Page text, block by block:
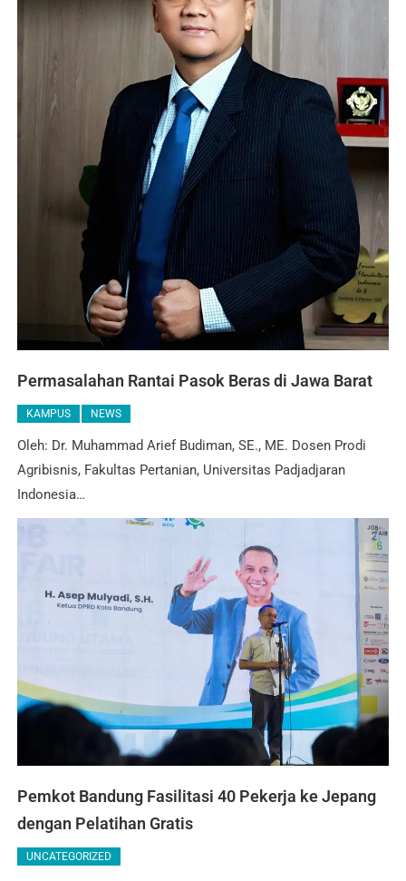
Permasalahan Rantai Pasok Beras di Jawa Barat
KAMPUS NEWS
Oleh: Dr. Muhammad Arief Budiman, SE., ME. Dosen Prodi
Agribisnis, Fakultas Pertanian, Universitas Padjadjaran
Indonesia…
Pemkot Bandung Fasilitasi 40 Pekerja ke Jepang
dengan Pelatihan Gratis
UNCATEGORIZED